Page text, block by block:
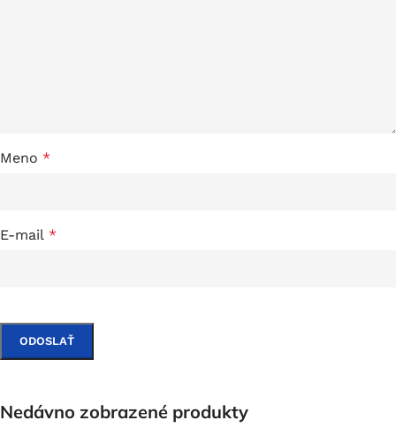
Meno *
E-mail *
Nedávno zobrazené produkty